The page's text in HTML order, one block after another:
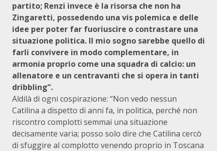
partito; Renzi invece è la risorsa che non ha
Zingaretti, possedendo una vis polemica e delle
idee per poter far fuoriuscire o contrastare una
situazione politica. Il mio sogno sarebbe quello di
farli convivere in modo complementare, in
armonia proprio come una squadra di calcio: un
allenatore e un centravanti che si opera in tanti
dribbling”.
Aldilà di ogni cospirazione: “Non vedo nessun
Catilina a dispetto di anni fa, in politica, perché non
riscontro complotti semmai una situazione
decisamente varia; posso solo dire che Catilina cercò
di sfuggire al complotto venendo proprio in Toscana